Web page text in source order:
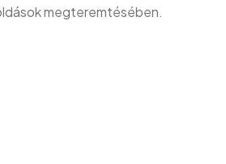
megteremtésében.